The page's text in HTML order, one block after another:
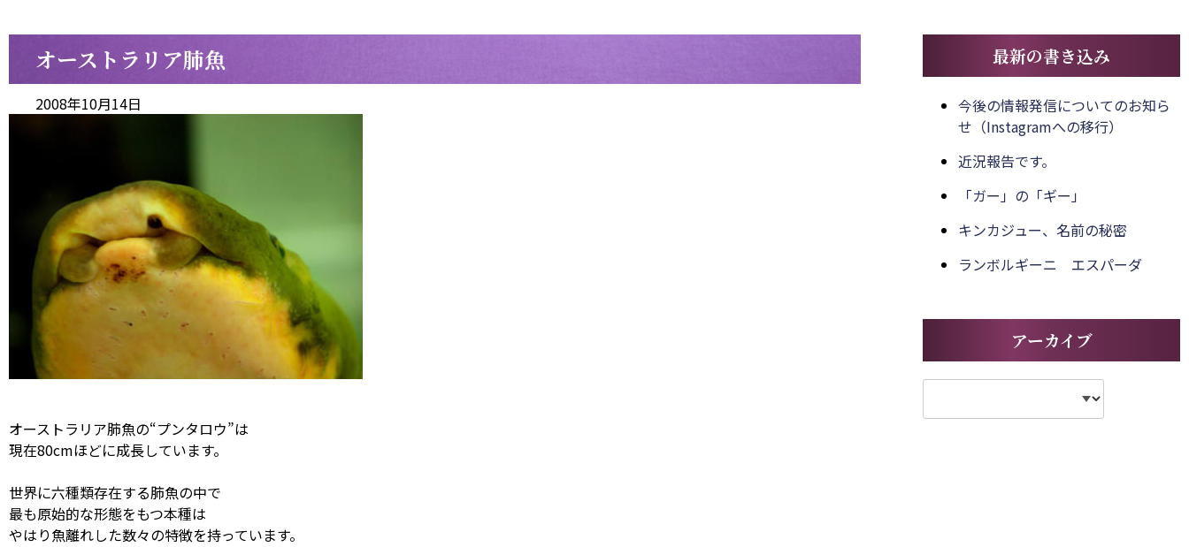
オーストラリア肺魚
2008年10月14日
オーストラリア肺魚の“プンタロウ”は
現在80cmほどに成長しています。
世界に六種類存在する肺魚の中で
最も原始的な形態をもつ本種は
やはり魚離れした数々の特徴を持っています。
最新の書き込み
今後の情報発信についてのお知ら
せ（Instagramへの移行）
近況報告です。
「ガー」の「ギー」
キンカジュー、名前の秘密
ランボルギーニ エスパーダ
アーカイブ